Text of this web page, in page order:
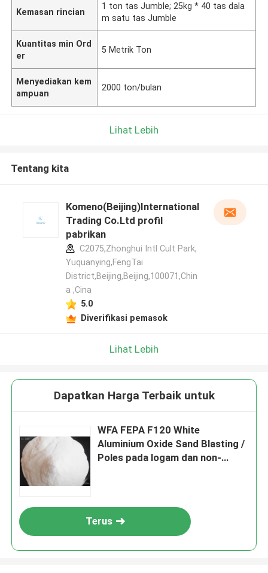
Kemasan rincian
1 ton tas Jumble; 25kg * 40 tas dala
m satu tas Jumble
Kuantitas min Ord
er
5 Metrik Ton
Menyediakan kem
ampuan
2000 ton/bulan
Lihat Lebih
Tentang kita
Komeno(Beijing)International
Trading Co.Ltd profil
pabrikan
C2075,Zhonghui Intl Cult Park,
Yuquanying,FengTai
District,Beijing,Beijing,100071,Chin
a ,Cina
5.0
Diverifikasi pemasok
Lihat Lebih
Dapatkan Harga Terbaik untuk
WFA FEPA F120 White
Aluminium Oxide Sand Blasting /
Poles pada logam dan non-
Terus